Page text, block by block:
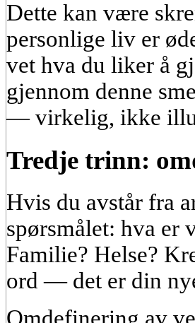
Dette kan være
personlige liv er
vet hva du liker å
gjennom denne
— virkelig, ikke
Tredje trinn:
Hvis du avstår fra
spørsmålet: hva er
Familie? Helse?
ord — det er din